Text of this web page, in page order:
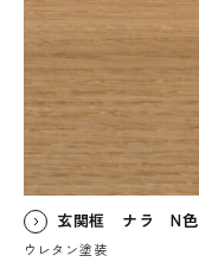
玄関框 ナラ N色
ウレタン塗装